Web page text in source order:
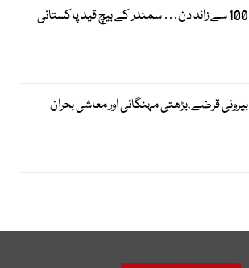
100 سے زائد دن… سمندر کے بیچ قید پاکستانی
بیرونی قرضے،بڑھتی مہنگائی اور معاشی بحران